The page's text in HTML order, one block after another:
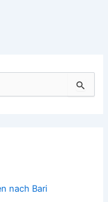
nach Bari